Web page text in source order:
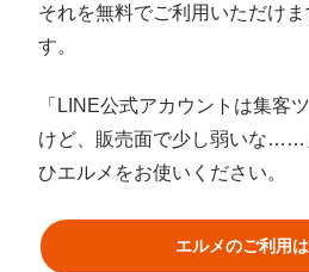
それを無料でご利用いただけ
す。
「LINE公式アカウントは集客
けど、販売面で少し弱いな……
ひエルメをお使いください。
エルメのご利用